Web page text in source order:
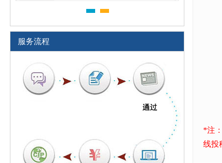
*注
线投
服务流程